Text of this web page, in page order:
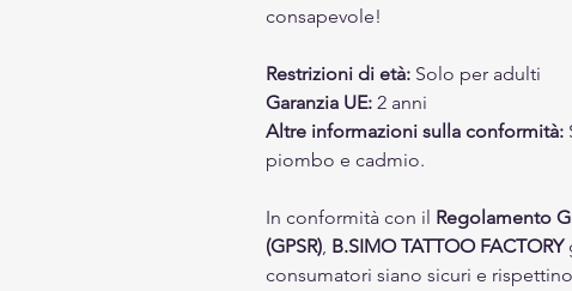
consapevole!
Restrizioni di età: Solo per adulti
Garanzia UE: 2 anni
Altre informazioni sulla conformità:
piombo e cadmio.
In conformità con il Regolamento
(GPSR), B.SIMO TATTOO FACTORY
consumatori siano sicuri e